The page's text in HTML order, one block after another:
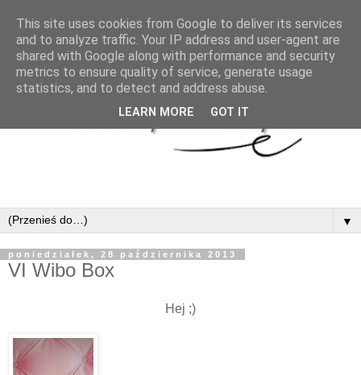
▼
poniedziałek, 28 października 2013
VI Wibo Box
Hej ;)
This site uses cookies from Google to deliver its services
and to analyze traffic. Your IP address and user-agent are
shared with Google along with performance and security
metrics to ensure quality of service, generate usage
statistics, and to detect and address abuse.
LEARN MORE GOT IT